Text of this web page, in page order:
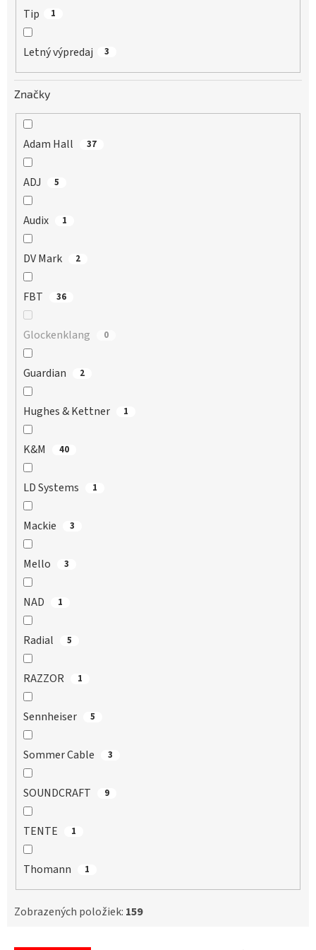
Tip 1
Letný výpredaj 3
Značky
Adam Hall 37
ADJ 5
Audix 1
DV Mark 2
FBT 36
Glockenklang 0
Guardian 2
Hughes & Kettner 1
K&M 40
LD Systems 1
Mackie 3
Mello 3
NAD 1
Radial 5
RAZZOR 1
Sennheiser 5
Sommer Cable 3
SOUNDCRAFT 9
TENTE 1
Thomann 1
Zobrazených položiek: 159